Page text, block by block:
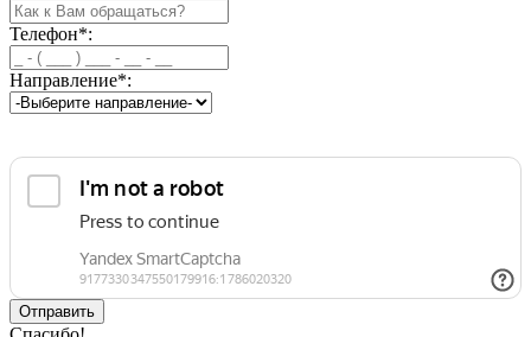
Телефон*:
Направление*: